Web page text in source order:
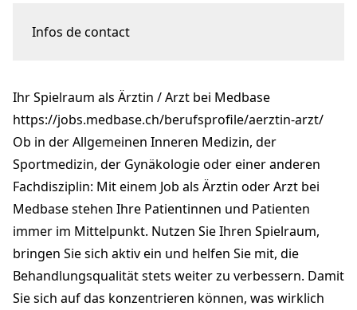
Infos de contact
thun@medbase.ch
+41 33 225 23 00
medbase.ch
Ihr Spielraum als Ärztin / Arzt bei Medbase
https://jobs.medbase.ch/berufsprofile/aerztin-arzt/
Ob in der Allgemeinen Inneren Medizin, der
Sportmedizin, der Gynäkologie oder einer anderen
Fachdisziplin: Mit einem Job als Ärztin oder Arzt bei
Medbase stehen Ihre Patientinnen und Patienten
immer im Mittelpunkt. Nutzen Sie Ihren Spielraum,
bringen Sie sich aktiv ein und helfen Sie mit, die
Behandlungsqualität stets weiter zu verbessern. Damit
Sie sich auf das konzentrieren können, was wirklich